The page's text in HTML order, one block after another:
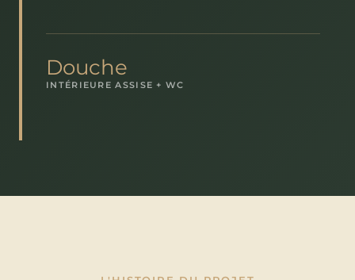
Douche
INTÉRIEURE ASSISE + WC